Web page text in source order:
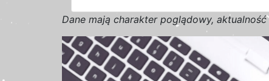
Dane mają charakter poglądowy, aktualność